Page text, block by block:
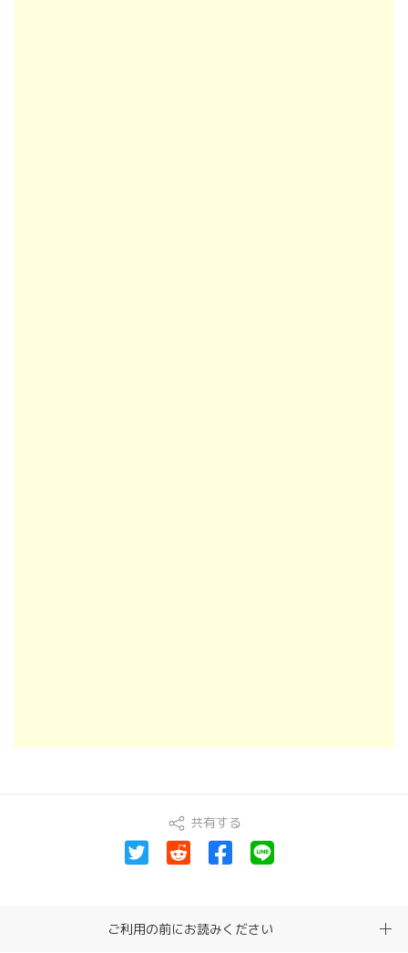
共有する
ご利用の前にお読みください